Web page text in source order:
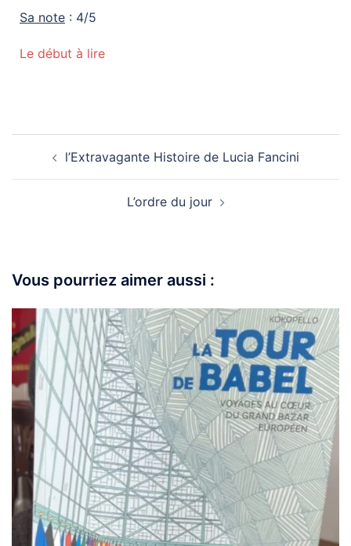
Sa note : 4/5
Le début à lire
l’Extravagante Histoire de Lucia Fancini
L’ordre du jour
Vous pourriez aimer aussi :